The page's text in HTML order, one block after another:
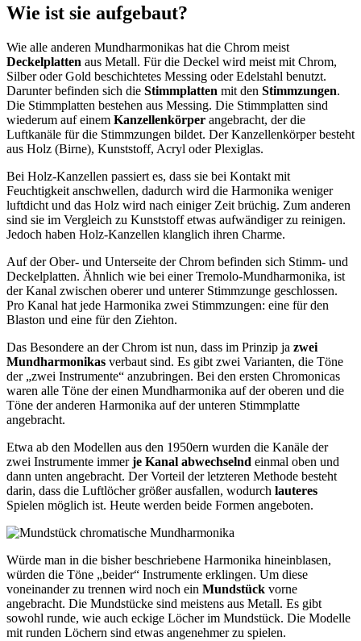
Wie ist sie aufgebaut?
Wie alle anderen Mundharmonikas hat die Chrom meist
Deckelplatten aus Metall. Für die Deckel wird meist mit Chrom,
Silber oder Gold beschichtetes Messing oder Edelstahl benutzt.
Darunter befinden sich die Stimmplatten mit den Stimmzungen.
Die Stimmplatten bestehen aus Messing. Die Stimmplatten sind
wiederum auf einem Kanzellenkörper angebracht, der die
Luftkanäle für die Stimmzungen bildet. Der Kanzellenkörper besteht
aus Holz (Birne), Kunststoff, Acryl oder Plexiglas.
Bei Holz-Kanzellen passiert es, dass sie bei Kontakt mit
Feuchtigkeit anschwellen, dadurch wird die Harmonika weniger
luftdicht und das Holz wird nach einiger Zeit brüchig. Zum anderen
sind sie im Vergleich zu Kunststoff etwas aufwändiger zu reinigen.
Jedoch haben Holz-Kanzellen klanglich ihren Charme.
Auf der Ober- und Unterseite der Chrom befinden sich Stimm- und
Deckelplatten. Ähnlich wie bei einer Tremolo-Mundharmonika, ist
der Kanal zwischen oberer und unterer Stimmzunge geschlossen.
Pro Kanal hat jede Harmonika zwei Stimmzungen: eine für den
Blaston und eine für den Ziehton.
Das Besondere an der Chrom ist nun, dass im Prinzip ja zwei
Mundharmonikas verbaut sind. Es gibt zwei Varianten, die Töne
der „zwei Instrumente“ anzubringen. Bei den ersten Chromonicas
waren alle Töne der einen Mundharmonika auf der oberen und die
Töne der anderen Harmonika auf der unteren Stimmplatte
angebracht.
Etwa ab den Modellen aus den 1950ern wurden die Kanäle der
zwei Instrumente immerje Kanal abwechselnd einmal oben und
dann unten angebracht. Der Vorteil der letzteren Methode besteht
darin, dass die Luftlöcher größer ausfallen, wodurch lauteres
Spielen möglich ist. Heute werden beide Formen angeboten.
Würde man in die bisher beschriebene Harmonika hineinblasen,
würden die Töne „beider“ Instrumente erklingen. Um diese
voneinander zu trennen wird noch ein Mundstück vorne
angebracht. Die Mundstücke sind meistens aus Metall. Es gibt
sowohl runde, wie auch eckige Löcher im Mundstück. Die Modelle
mit runden Löchern sind etwas angenehmer zu spielen.